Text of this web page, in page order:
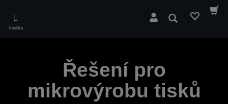
main
Nabídka
Hledat
Řešení pro
mikrovýrobu tisků